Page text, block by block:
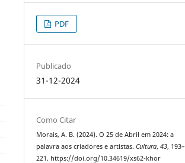
PDF
Publicado
31-12-2024
Como Citar
Morais, A. B. (2024). O 25 de Abril em 2024: a
palavra aos criadores e artistas.Cultura,43, 193–
221. https://doi.org/10.34619/xs62-khor